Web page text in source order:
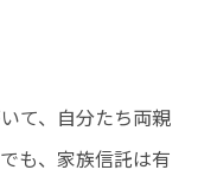
て、自分たち両親
も、家族信託は有